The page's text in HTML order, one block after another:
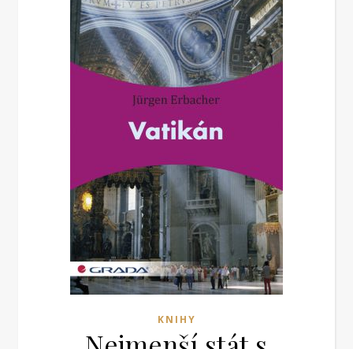
KNIHY